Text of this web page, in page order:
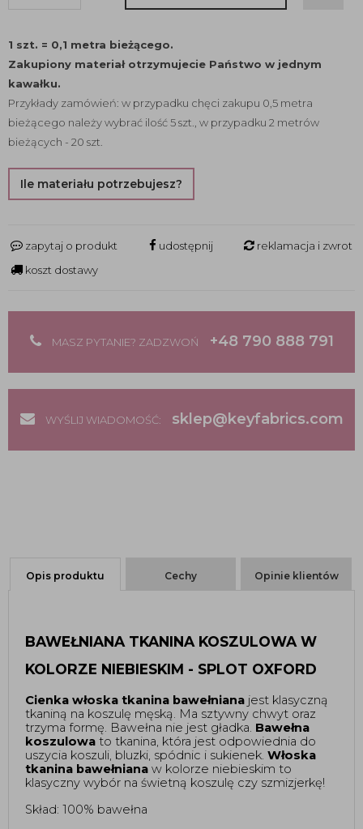
1 szt. = 0,1 metra bieżącego.
Zakupiony materiał otrzymujecie Państwo w jednym
kawałku.
Przykłady zamówień: w przypadku chęci zakupu 0,5 metra
bieżącego należy wybrać ilość 5 szt., w przypadku 2 metrów
bieżących - 20 szt.
Ile materiału potrzebujesz?
zapytaj o produkt udostępnij
reklamacja i zwrot
koszt dostawy
MASZ PYTANIE? ZADZWOŃ +48 790 888 791
WYŚLIJ WIADOMOŚĆ: sklep@keyfabrics.com
Opis produktu Cechy Opinie klientów
BAWEŁNIANA TKANINA KOSZULOWA W
KOLORZE NIEBIESKIM - SPLOT OXFORD
Cienka włoska tkanina bawełniana jest klasyczną
tkaniną na koszulę męską. Ma sztywny chwyt oraz
trzyma formę. Bawełna nie jest gładka. Bawełna
koszulowa to tkanina, która jest odpowiednia do
uszycia koszuli, bluzki, spódnic i sukienek. Włoska
tkanina bawełniana w kolorze niebieskim to
klasyczny wybór na świetną koszulę czy szmizjerkę!
Skład: 100% bawełna